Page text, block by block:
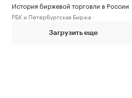
История биржевой торговли в России
РБК и Петербургская Биржа
Загрузить еще